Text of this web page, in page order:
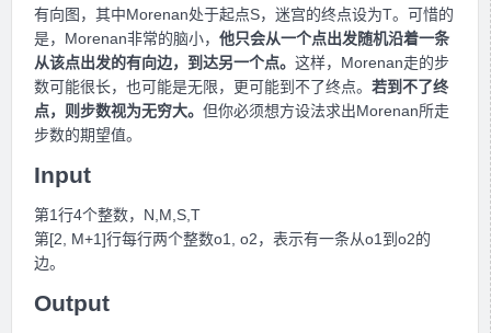
有向图，其中Morenan处于起点S，迷宫的终点设为T。可惜的
是，Morenan非常的脑小， 他只会从一个点出发随机沿着一条
从该点出发的有向边，到达另一个点。 这样，Morenan走的步
数可能很长，也可能是无限，更可能到不了终点。 若到不了终
点，则步数视为无穷大。 但你必须想方设法求出Morenan所走
步数的期望值。
Input
第1行4个整数，N,M,S,T
第[2, M+1]行每行两个整数o1, o2，表示有一条从o1到o2的
边。
Output